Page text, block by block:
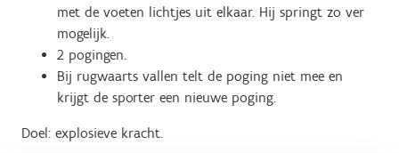
met de voeten lichtjes uit elkaar. Hij springt zo ver
mogelijk.
2 pogingen.
Bij rugwaarts vallen telt de poging niet mee en
krijgt de sporter een nieuwe poging.
Doel: explosieve kracht.